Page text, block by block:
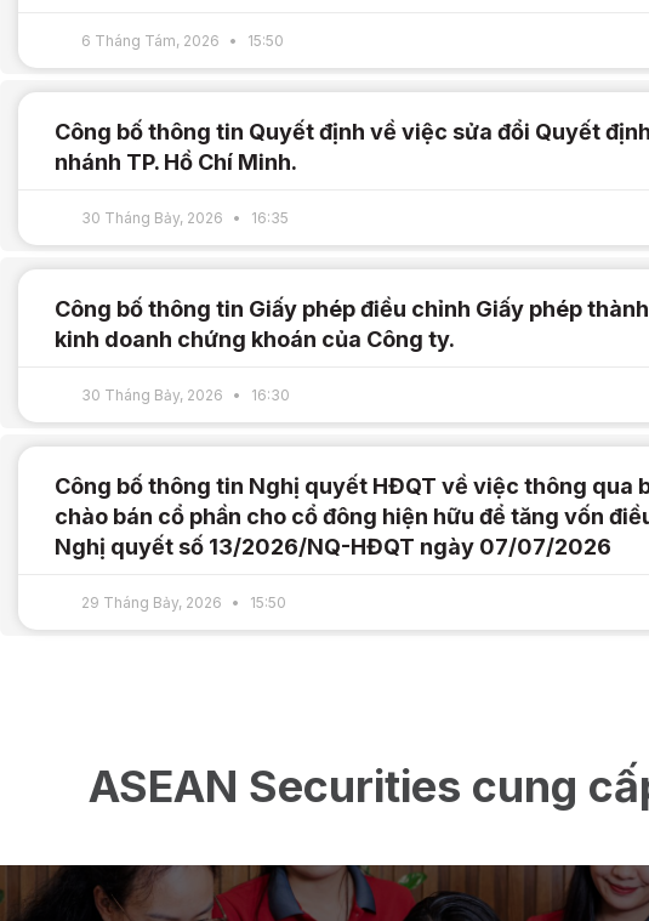
6 Tháng Tám, 2026 15:50
Công bố thông tin Quyết định về việc sửa đổi Quyết
nhánh TP. Hồ Chí Minh.
30 Tháng Bảy, 2026 16:35
Công bố thông tin Giấy phép điều chỉnh Giấy phép
kinh doanh chứng khoán của Công ty.
30 Tháng Bảy, 2026 16:30
Công bố thông tin Nghị quyết HĐQT về việc thông qua
chào bán cổ phần cho cổ đông hiện hữu để tăng vốn
Nghị quyết số 13/2026/NQ-HĐQT ngày 07/07/2026
29 Tháng Bảy, 2026 15:50
ASEAN Securities cung